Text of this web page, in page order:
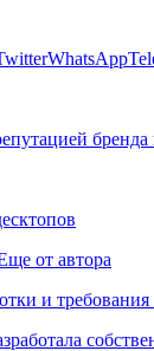
WhatsApp
бренда
от автора
и